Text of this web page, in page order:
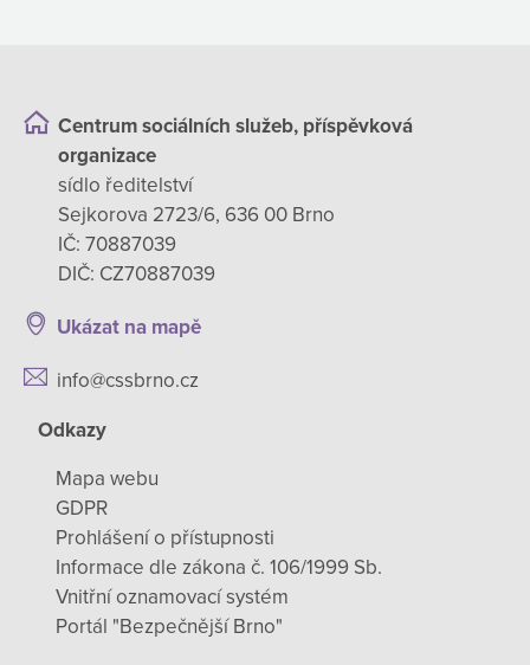
Centrum sociálních služeb, příspěvková
organizace
sídlo ředitelství
Sejkorova 2723/6, 636 00 Brno
IČ: 70887039
DIČ: CZ70887039
Ukázat na mapě
info@cssbrno.cz
Odkazy
Mapa webu
GDPR
Prohlášení o přístupnosti
Informace dle zákona č. 106/1999 Sb.
Vnitřní oznamovací systém
Portál "Bezpečnější Brno"